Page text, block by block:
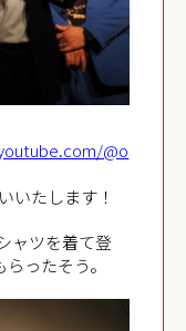
@o
いたします！
ャツを着て登
ったそう。